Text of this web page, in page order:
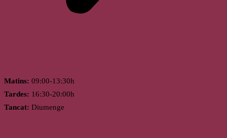
Matins: 09:00-13:30h
Tardes: 16:30-20:00h
Tancat: Diumenge